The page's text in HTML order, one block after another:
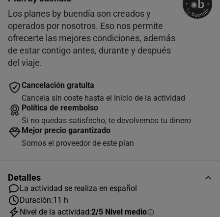
AGOSTO 2026
L
M X J V S D
3
4 5 6
10
11 12 13
17
18 19 20 21 22
23
24
25 26 27 28 29
Horas disponibles (1)
08:30
Los planes by buendía son creados y
operados por nosotros. Eso nos permite
ofrecerte las mejores condiciones, además
de estar contigo antes, durante y después
del viaje.
Cancelación gratuita
Cancela sin coste hasta el inicio de la actividad
Política de reembolso
Si no quedas satisfecho, te devolvemos tu dinero
Mejor precio garantizado
Somos el proveedor de este plan
Detalles
La actividad se realiza en español
Duración:11 h
Nivel de la actividad:2/5 Nivel medio